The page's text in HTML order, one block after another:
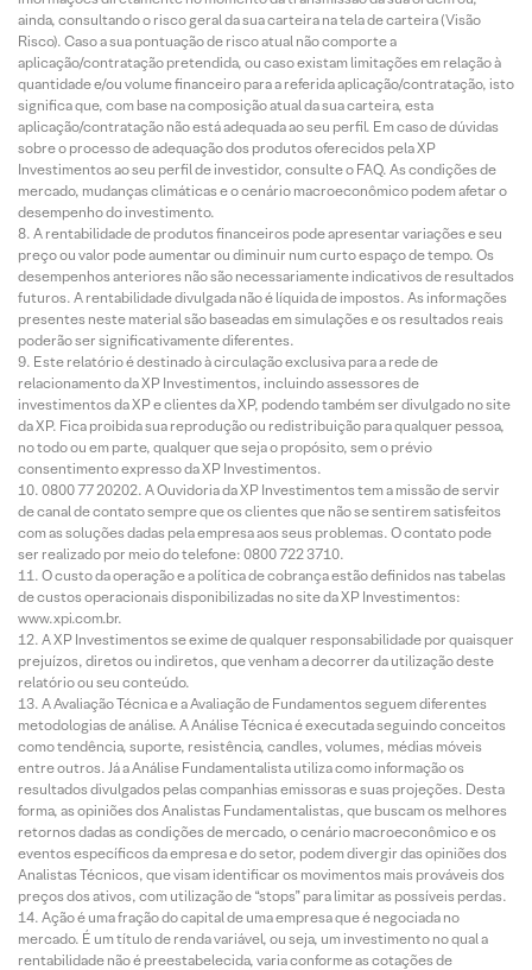
ainda, consultando o risco geral da sua carteira na tela de carteira (Visão
Risco). Caso a sua pontuação de risco atual não comporte a
aplicação/contratação pretendida, ou caso existam limitações em relação à
quantidade e/ou volume financeiro para a referida aplicação/contratação, isto
significa que, com base na composição atual da sua carteira, esta
aplicação/contratação não está adequada ao seu perfil. Em caso de dúvidas
sobre o processo de adequação dos produtos oferecidos pela XP
Investimentos ao seu perfil de investidor, consulte o FAQ. As condições de
mercado, mudanças climáticas e o cenário macroeconômico podem afetar o
desempenho do investimento.
A rentabilidade de produtos financeiros pode apresentar variações e seu
preço ou valor pode aumentar ou diminuir num curto espaço de tempo. Os
desempenhos anteriores não são necessariamente indicativos de resultados
futuros. A rentabilidade divulgada não é líquida de impostos. As informações
presentes neste material são baseadas em simulações e os resultados reais
poderão ser significativamente diferentes.
Este relatório é destinado à circulação exclusiva para a rede de
relacionamento da XP Investimentos, incluindo assessores de
investimentos da XP e clientes da XP, podendo também ser divulgado no site
da XP. Fica proibida sua reprodução ou redistribuição para qualquer pessoa,
no todo ou em parte, qualquer que seja o propósito, sem o prévio
consentimento expresso da XP Investimentos.
0800 77 20202. A Ouvidoria da XP Investimentos tem a missão de servir
de canal de contato sempre que os clientes que não se sentirem satisfeitos
com as soluções dadas pela empresa aos seus problemas. O contato pode
ser realizado por meio do telefone: 0800 722 3710.
O custo da operação e a política de cobrança estão definidos nas tabelas
de custos operacionais disponibilizadas no site da XP Investimentos:
www.xpi.com.br.
A XP Investimentos se exime de qualquer responsabilidade por quaisquer
prejuízos, diretos ou indiretos, que venham a decorrer da utilização deste
relatório ou seu conteúdo.
A Avaliação Técnica e a Avaliação de Fundamentos seguem diferentes
metodologias de análise. A Análise Técnica é executada seguindo conceitos
como tendência, suporte, resistência, candles, volumes, médias móveis
entre outros. Já a Análise Fundamentalista utiliza como informação os
resultados divulgados pelas companhias emissoras e suas projeções. Desta
forma, as opiniões dos Analistas Fundamentalistas, que buscam os melhores
retornos dadas as condições de mercado, o cenário macroeconômico e os
eventos específicos da empresa e do setor, podem divergir das opiniões dos
Analistas Técnicos, que visam identificar os movimentos mais prováveis dos
preços dos ativos, com utilização de “stops” para limitar as possíveis perdas.
Ação é uma fração do capital de uma empresa que é negociada no
mercado. É um título de renda variável, ou seja, um investimento no qual a
rentabilidade não é preestabelecida, varia conforme as cotações de